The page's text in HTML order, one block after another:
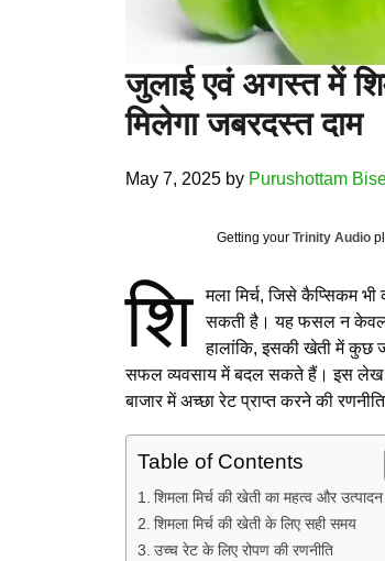
जुलाई एवं अगस्त में
मिलेगा जबरदस्त दाम
May 7, 2025 by Purushottam
Getting your Trinity Audio
शि
मला मिर्च, जिसे कैप्सिकम
सकती है। यह फसल न केवल
हालांकि, इसकी खेती में
सफल व्यवसाय में बदल सकते हैं। इस लेख में
बाजार में अच्छा रेट प्राप्त करने की
Table of Contents
शिमला मिर्च की खेती का महत्व और उत्पादन
शिमला मिर्च की खेती के लिए सही समय
उच्च रेट के लिए रोपण की रणनीति